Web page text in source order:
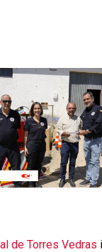
de Torres Vedras